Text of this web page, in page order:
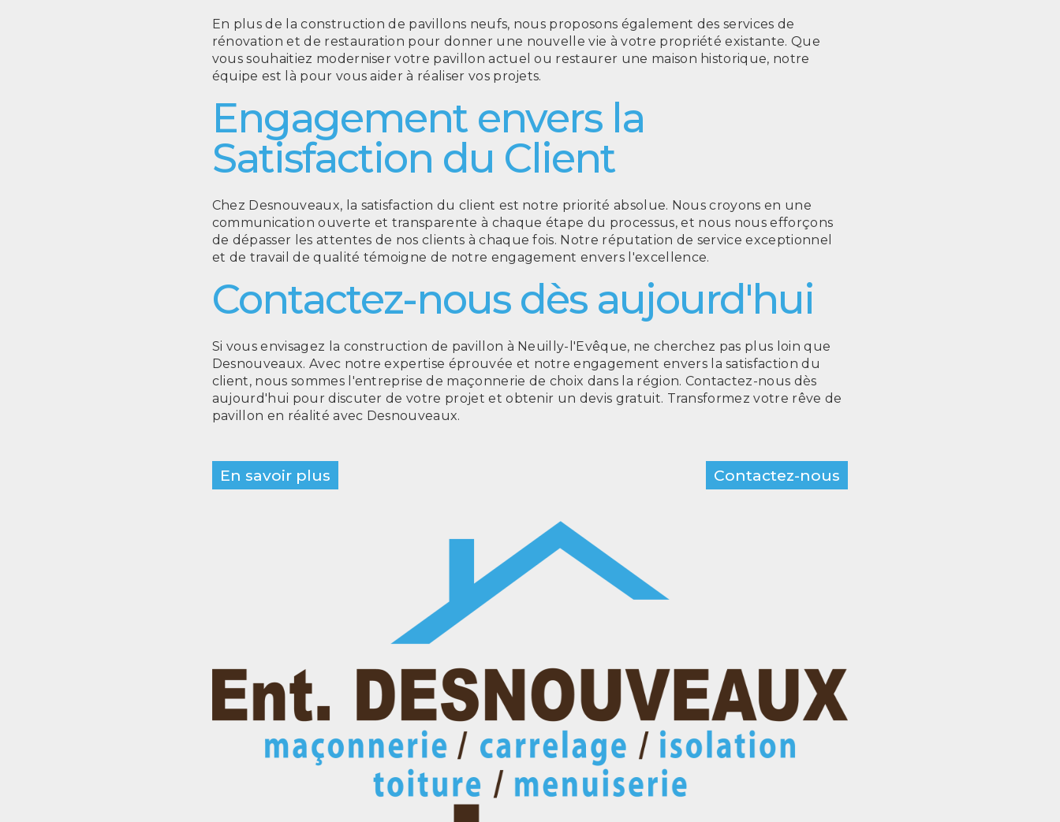
En plus de la construction de pavillons neufs, nous proposons également des services de
rénovation et de restauration pour donner une nouvelle vie à votre propriété existante. Que
vous souhaitiez moderniser votre pavillon actuel ou restaurer une maison historique, notre
équipe est là pour vous aider à réaliser vos projets.
Engagement envers la
Satisfaction du Client
Chez Desnouveaux, la satisfaction du client est notre priorité absolue. Nous croyons en une
communication ouverte et transparente à chaque étape du processus, et nous nous efforçons
de dépasser les attentes de nos clients à chaque fois. Notre réputation de service exceptionnel
et de travail de qualité témoigne de notre engagement envers l'excellence.
Contactez-nous dès aujourd'hui
Si vous envisagez la construction de pavillon à Neuilly-l'Evêque, ne cherchez pas plus loin que
Desnouveaux. Avec notre expertise éprouvée et notre engagement envers la satisfaction du
client, nous sommes l'entreprise de maçonnerie de choix dans la région. Contactez-nous dès
aujourd'hui pour discuter de votre projet et obtenir un devis gratuit. Transformez votre rêve de
pavillon en réalité avec Desnouveaux.
En savoir plus Contactez-nous